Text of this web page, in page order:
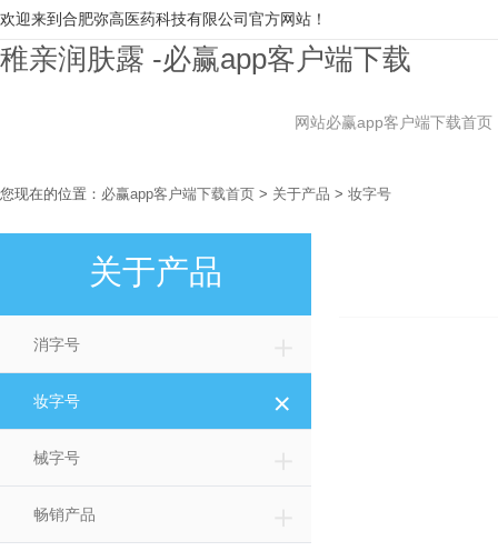
欢迎来到合肥弥高医药科技有限公司官方网站！
稚亲润肤露 -必赢app客户端下载
网站必赢app客户端下载首页
您现在的位置： 必赢app客户端下载首页 > 关于产品 > 妆字号
关于产品
消字号
妆字号 ＋
械字号
畅销产品